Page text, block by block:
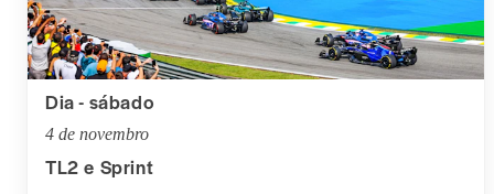
Dia - sábado
4 de novembro
TL2 e Sprint